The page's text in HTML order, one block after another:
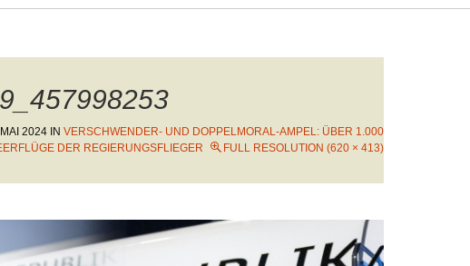
2024 IN VERSCHWENDER- UND DOPPELMORAL-AMPEL: ÜBER 1.000
DER REGIERUNGSFLIEGER
FULL RESOLUTION (620 × 413)